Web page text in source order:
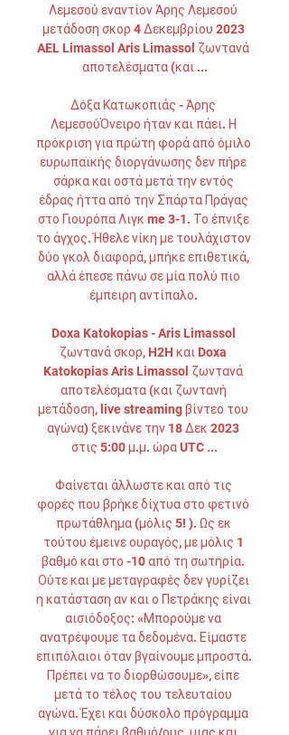
Λεμεσού εναντίον Άρης Λεμεσού
μετάδοση σκορ 4 Δεκεμβρίου 2023
AEL Limassol Aris Limassol ζωντανά
αποτελέσματα (και ...
Δόξα Κατωκοπιάς - Άρης
ΛεμεσούΌνειρο ήταν και πάει. Η
πρόκριση για πρώτη φορά από όμιλο
ευρωπαϊκής διοργάνωσης δεν πήρε
σάρκα και οστά μετά την εντός
έδρας ήττα από την Σπάρτα Πράγας
στο Γιουρόπα Λιγκ me 3-1. Το έπνιξε
το άγχος. Ήθελε νίκη με τουλάχιστον
δύο γκολ διαφορά, μπήκε επιθετικά,
αλλά έπεσε πάνω σε μία πολύ πιο
έμπειρη αντίπαλο.
Doxa Katokopias - Aris Limassol
ζωντανά σκορ, H2H και Doxa
Katokopias Aris Limassol ζωντανά
αποτελέσματα (και ζωντανή
μετάδοση, live streaming βίντεο του
αγώνα) ξεκινάνε την 18 Δεκ 2023
στις 5:00 μ.μ. ώρα UTC ...
Φαίνεται άλλωστε και από τις
φορές που βρήκε δίχτυα στο φετινό
πρωτάθλημα (μόλις 5! ). Ως εκ
τούτου έμεινε ουραγός, με μόλις 1
βαθμό και στο -10 από τη σωτηρία.
Ούτε και με μεταγραφές δεν γυρίζει
η κατάσταση αν και ο Πετράκης είναι
αισιόδοξος: «Μπορούμε να
ανατρέψουμε τα δεδομένα. Είμαστε
επιπόλαιοι όταν βγαίνουμε μπροστά.
Πρέπει να το διορθώσουμε», είπε
μετά το τέλος του τελευταίου
αγώνα. Έχει και δύσκολο πρόγραμμα